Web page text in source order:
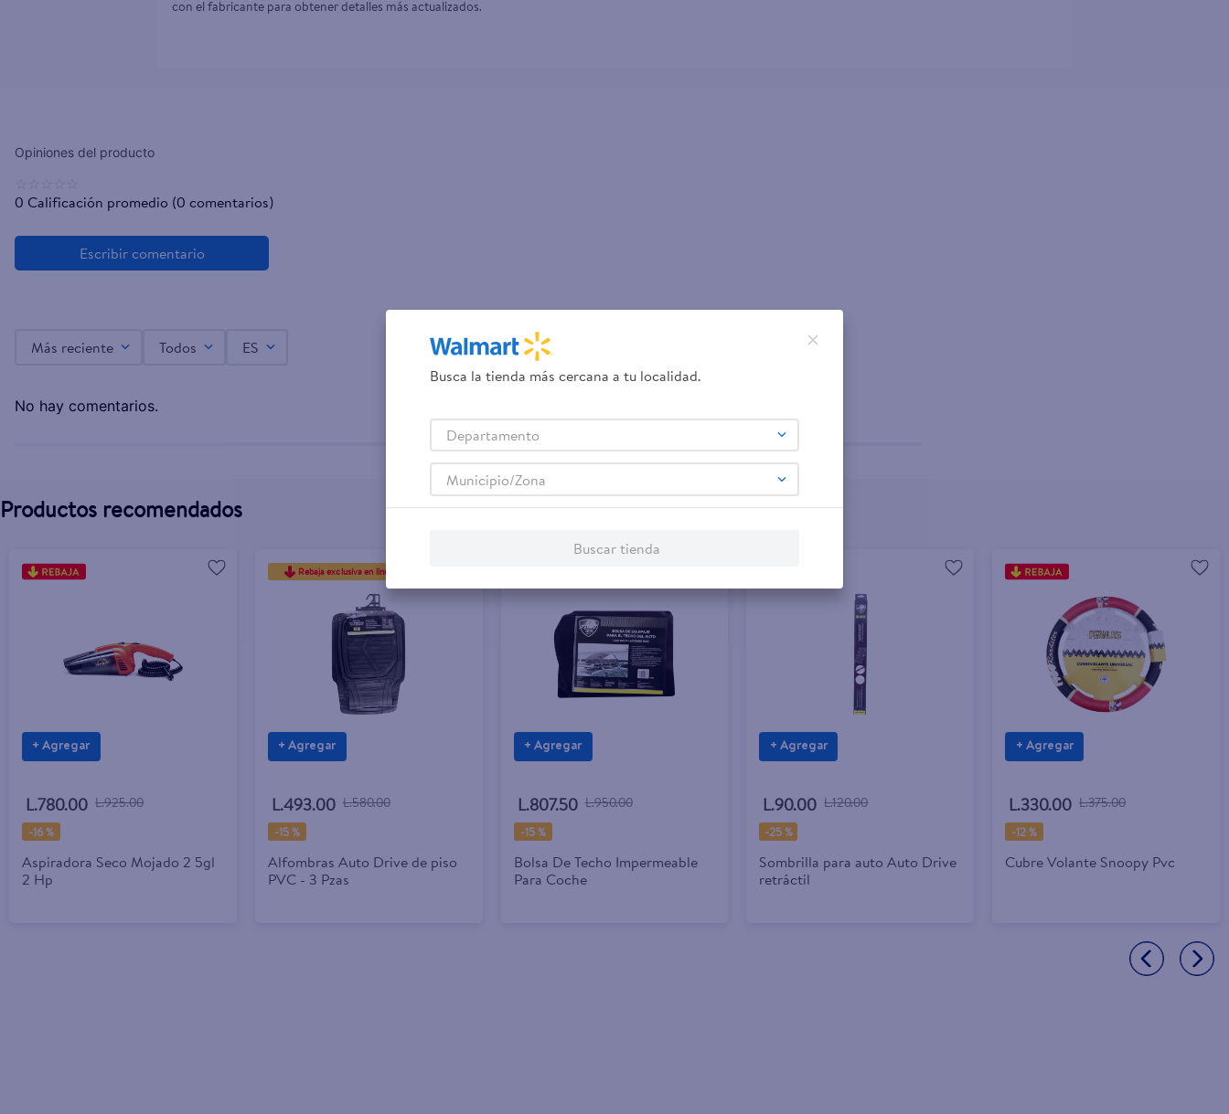
con el fabricante para obtener detalles más actualizados.
0 Calificación promedio (0 comentarios)
Más reciente Todos ES
No hay comentarios.
Productos recomendados
+ Agregar
L.780.00 L.925.00
-16 %
Aspiradora Seco Mojado 2 5gl
2 Hp
Rebaja exclusiva en línea
+ Agregar
L.493.00 L.580.00
-15 %
Alfombras Auto Drive de piso
PVC - 3 Pzas
+ Agregar
L.807.50 L.950.00
-15 %
Bolsa De Techo Impermeable
Para Coche
+ Agregar
L.90.00 L.120.00
-25 %
Sombrilla para auto Auto Drive
retráctil
+ Agregar
L.330.00 L.375.00
-12 %
Cubre Volante Snoopy Pvc
Busca la tienda más cercana a tu localidad.
Departamento
Municipio/Zona
Buscar tienda